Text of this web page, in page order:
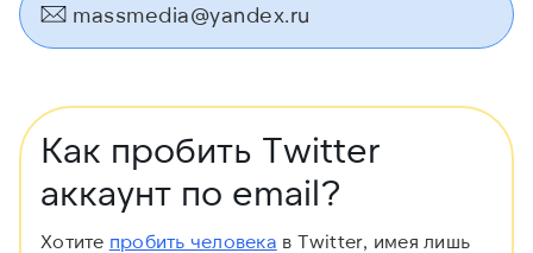
massmedia@yandex.ru
Как пробить Twitter
аккаунт по email?
Хотите пробить человека в Twitter, имея лишь